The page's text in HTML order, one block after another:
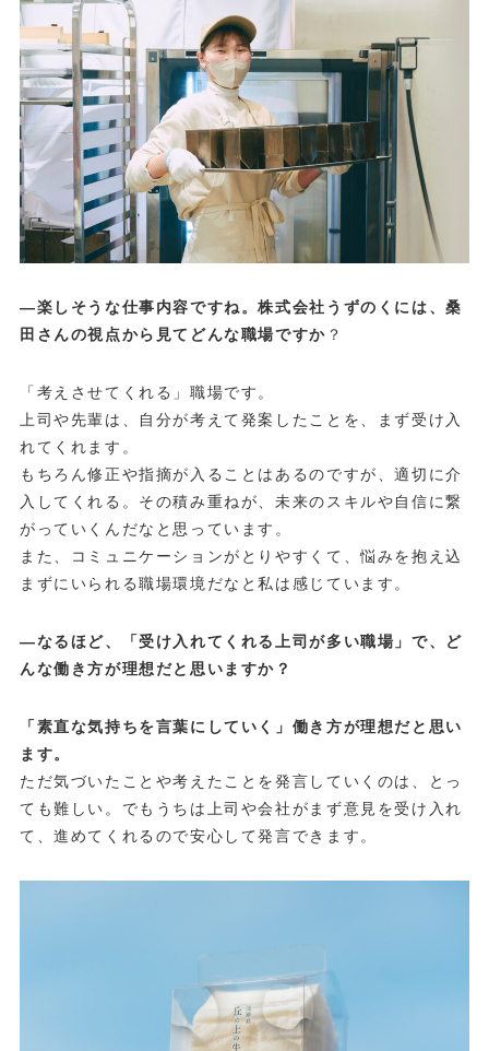
—楽しそうな仕事内容ですね。株式会社うずのくには、桑
田さんの視点から見てどんな職場ですか ？
「考えさせてくれる」職場です。
上司や先輩は、自分が考えて発案したことを、まず受け入
れてくれます。
もちろん修正や指摘が入ることはあるのですが、適切に介
入してくれる。その積み重ねが、未来のスキルや自信に繋
がっていくんだなと思っています。
また、コミュニケーションがとりやすくて、悩みを抱え込
まずにいられる職場環境だなと私は感じています。
—なるほど、「受け入れてくれる上司が多い職場」で、ど
んな働き方が理想だと思いますか？
「素直な気持ちを言葉にしていく」働き方が理想だと思い
ます。
ただ気づいたことや考えたことを発言していくのは、とっ
ても難しい。でもうちは上司や会社がまず意見を受け入れ
て、進めてくれるので安心して発言できます。